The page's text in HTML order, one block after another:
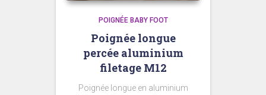
POIGNÉE BABY FOOT
Poignée longue
percée aluminium
filetage M12
Poignée longue en aluminium